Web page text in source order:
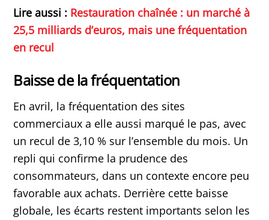
Lire aussi : Restauration chaînée : un marché à
25,5 milliards d’euros, mais une fréquentation
en recul
Baisse de la fréquentation
En avril, la fréquentation des sites
commerciaux a elle aussi marqué le pas, avec
un recul de 3,10 % sur l’ensemble du mois. Un
repli qui confirme la prudence des
consommateurs, dans un contexte encore peu
favorable aux achats. Derrière cette baisse
globale, les écarts restent importants selon les